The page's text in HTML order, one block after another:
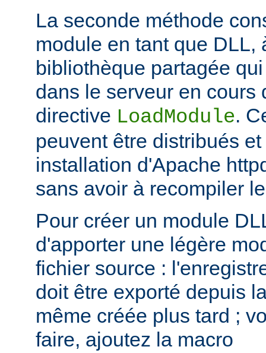
La seconde méthode
module en tant que DLL,
bibliothèque partagée
dans le serveur en cours
directive LoadModule.
peuvent être distribués
installation d'Apache
sans avoir à recompiler
Pour créer un module
d'apporter une légère
fichier source :
doit être exporté depuis
même créée plus tard ;
faire, ajoutez la macro